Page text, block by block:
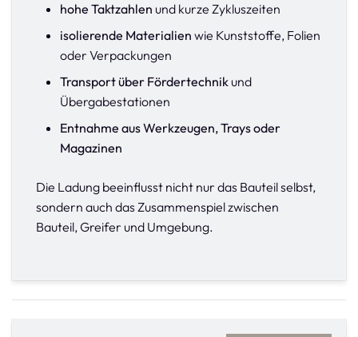
hohe Taktzahlen und kurze Zykluszeiten
isolierende Materialien wie Kunststoffe, Folien
oder Verpackungen
Transport über Fördertechnik und
Übergabestationen
Entnahme aus Werkzeugen, Trays oder
Magazinen
Die Ladung beeinflusst nicht nur das Bauteil selbst,
sondern auch das Zusammenspiel zwischen
Bauteil, Greifer und Umgebung.